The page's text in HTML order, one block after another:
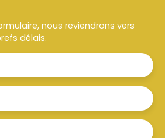
nous reviendrons vers
délais.